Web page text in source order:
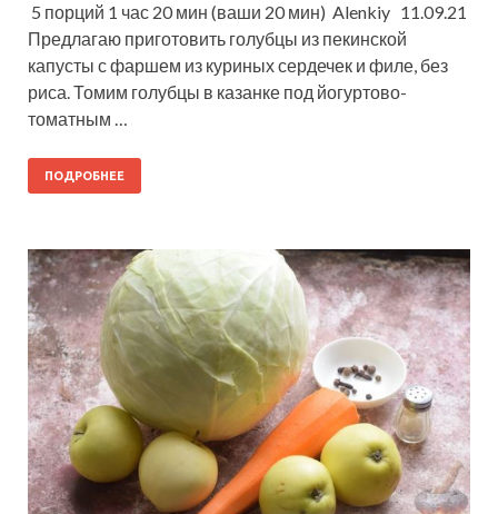
5 порций 1 час 20 мин (ваши 20 мин) Alenkiy 11.09.21
Предлагаю приготовить голубцы из пекинской
капусты с фаршем из куриных сердечек и филе, без
риса. Томим голубцы в казанке под йогуртово-
томатным …
ПОДРОБНЕЕ